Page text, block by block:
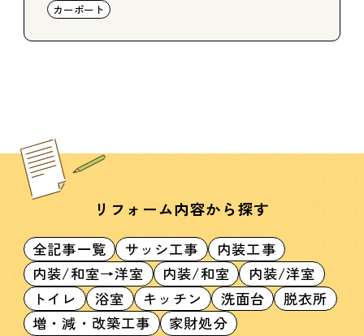
カーポート
リフォーム内容から探す
全記事一覧 サッシ工事
内装工事
内装/和室→洋室
内装/和室
内装/洋室
トイレ
浴室 キッチン 洗面台
脱衣所
増・減・改築工事
家財処分